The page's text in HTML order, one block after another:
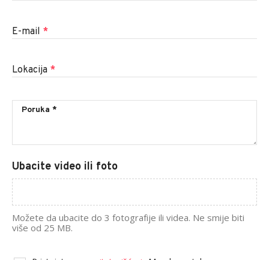
E-mail *
Lokacija *
Ubacite video ili foto
Možete da ubacite do 3 fotografije ili videa. Ne smije biti
više od 25 MB.